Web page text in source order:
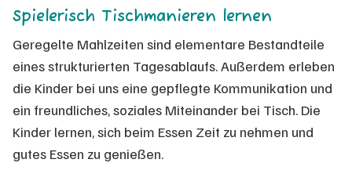
Spielerisch Tischmanieren lernen
Geregelte Mahlzeiten sind elementare Bestandteile
eines strukturierten Tagesablaufs. Außerdem erleben
die Kinder bei uns eine gepflegte Kommunikation und
ein freundliches, soziales Miteinander bei Tisch. Die
Kinder lernen, sich beim Essen Zeit zu nehmen und
gutes Essen zu genießen.